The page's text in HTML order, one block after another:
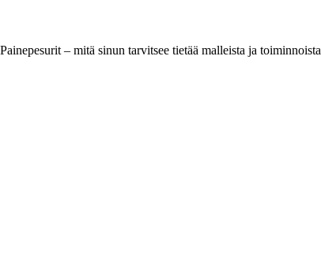
Painepesurit – mitä sinun tarvitsee tietää malleista ja toiminnoista